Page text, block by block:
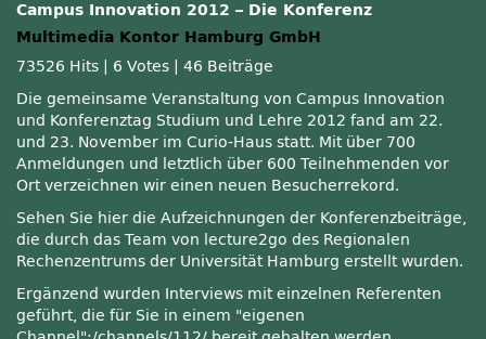
Campus Innovation 2012 – Die Konferenz
Multimedia Kontor Hamburg GmbH
73526 Hits
6 Votes
46 Beiträge
Die gemeinsame Veranstaltung von Campus Innovation
und Konferenztag Studium und Lehre 2012 fand am 22.
und 23. November im Curio-Haus statt. Mit über 700
Anmeldungen und letztlich über 600 Teilnehmenden vor
Ort verzeichnen wir einen neuen Besucherrekord.
Sehen Sie hier die Aufzeichnungen der Konferenzbeiträge,
die durch das Team von lecture2go des Regionalen
Rechenzentrums der Universität Hamburg erstellt wurden.
Ergänzend wurden Interviews mit einzelnen Referenten
geführt, die für Sie in einem
eigenen